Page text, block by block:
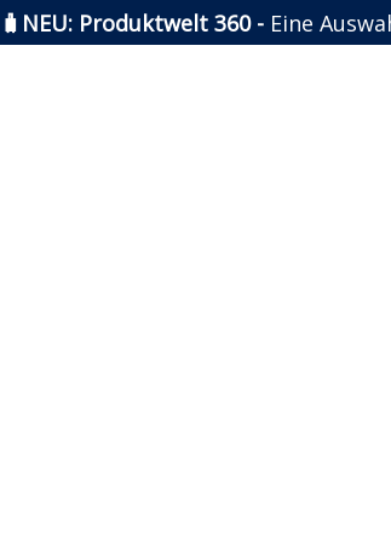
🧳NEU: Produktwelt 360 - Eine